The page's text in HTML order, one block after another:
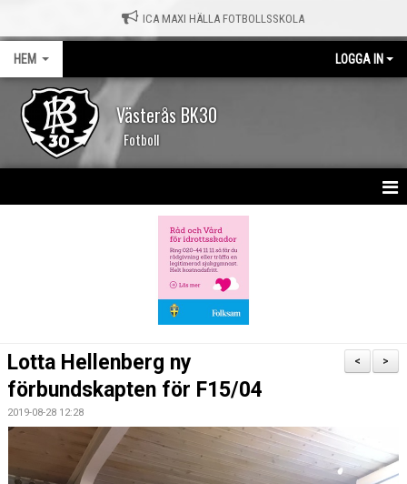
ICA MAXI HÄLLA FOTBOLLSSKOLA
HEM LOGGA IN
Västerås BK30
Fotboll
OM KLUBBEN
VÅRA LAG/TRÄNARE
>
<
Lotta Hellenberg ny
förbundskapten för F15/04
2019-08-28 12:28